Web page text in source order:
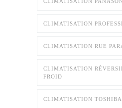
CLIMATISATION
CLIMATISATION RUE
CLIMATISATION
FROID
CLIMATISATION